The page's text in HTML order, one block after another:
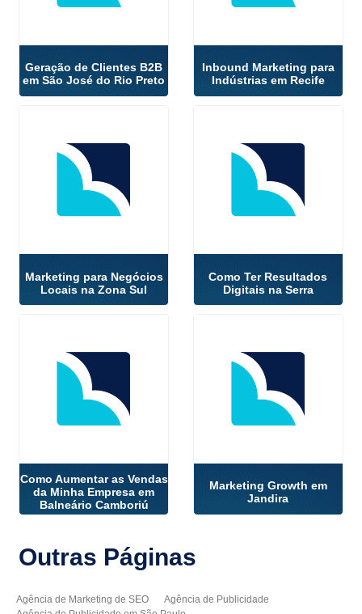
Geração de Clientes B2B
em São José do Rio Preto
Inbound Marketing para
Indústrias em Recife
Marketing para Negócios
Locais na Zona Sul
Como Ter Resultados
Digitais na Serra
Como Aumentar as Vendas
da Minha Empresa em
Balneário Camboriú
Marketing Growth em
Jandira
Outras Páginas
Agência de Marketing de SEO
Agência de Publicidade